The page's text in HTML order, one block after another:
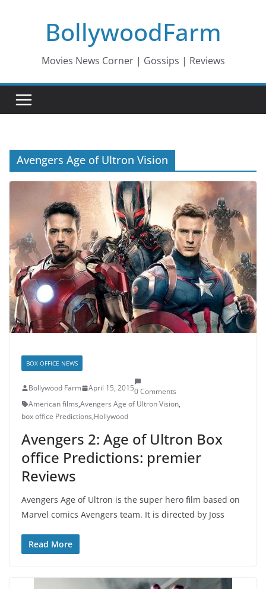
BollywoodFarm
Movies News Corner | Gossips | Reviews
Avengers Age of Ultron Vision
BOX OFFICE NEWS
Bollywood Farm April 15, 20150 Comments
American films,Avengers Age of Ultron Vision,
box office Predictions,Hollywood
Avengers 2: Age of Ultron Box
office Predictions: premier
Reviews
Avengers Age of Ultron is the super hero film based on
Marvel comics Avengers team. It is directed by Joss
Read More